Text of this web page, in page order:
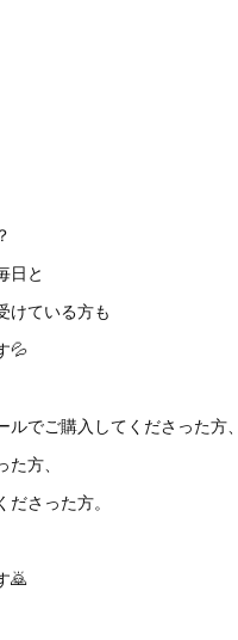
日と
けている方も
💦
でご購入してくださった方、
方、
さった方。
🙇